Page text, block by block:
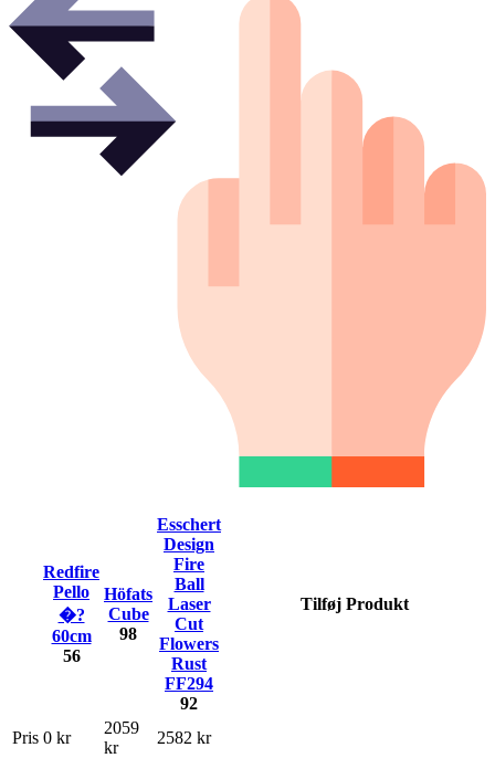
Redfire
Pello
�?
60cm
56
Höfats
Cube
98
Esschert
Design
Fire
Ball
Laser
Cut
Flowers
Rust
FF294
92
Tilføj Produkt
Pris 0 kr
2059
kr
2582 kr